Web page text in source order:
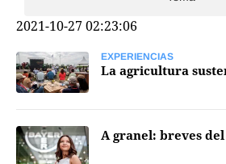
Tecnología
Maquinaria agrícola
Agenda
Regionales
2021-10-27 02:23:06
EXPERIENCIAS
La agricultura
A granel: breves